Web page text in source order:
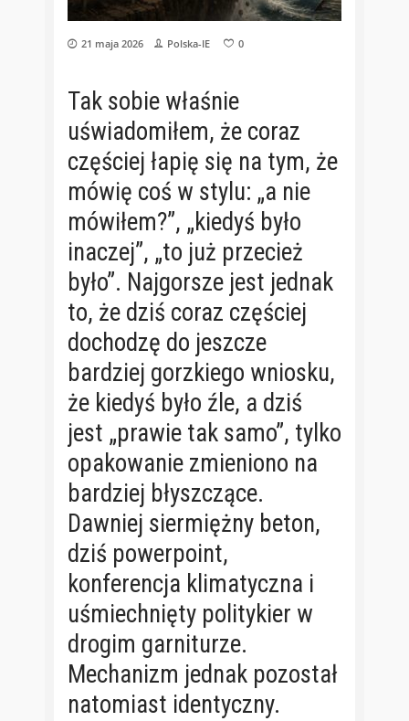
21 maja 2026 Polska-IE 0
Tak sobie właśnie
uświadomiłem, że coraz
częściej łapię się na tym, że
mówię coś w stylu: „a nie
mówiłem?”, „kiedyś było
inaczej”, „to już przecież
było”. Najgorsze jest jednak
to, że dziś coraz częściej
dochodzę do jeszcze
bardziej gorzkiego wniosku,
że kiedyś było źle, a dziś
jest „prawie tak samo”, tylko
opakowanie zmieniono na
bardziej błyszczące.
Dawniej siermiężny beton,
dziś powerpoint,
konferencja klimatyczna i
uśmiechnięty politykier w
drogim garniturze.
Mechanizm jednak pozostał
natomiast identyczny.